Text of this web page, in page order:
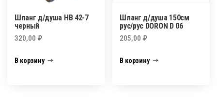
Шланг д/душа HB 42-7
черный
320,00 ₽
В корзину
Шланг д/душа 150см
рус/рус DORON D 06
205,00₽
В корзину